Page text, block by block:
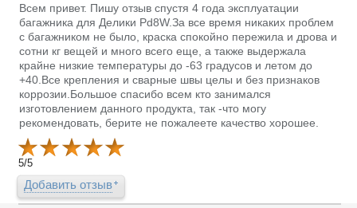
Всем привет. Пишу отзыв спустя 4 года эксплуатации
багажника для Делики Pd8W.За все время никаких проблем
с багажником не было, краска спокойно пережила и дрова и
сотни кг вещей и много всего еще, а также выдержала
крайне низкие температуры до -63 градусов и летом до
+40.Все крепления и сварные швы целы и без признаков
коррозии.Большое спасибо всем кто занимался
изготовлением данного продукта, так -что могу
рекомендовать, берите не пожалеете качество хорошее.
5/5
Добавить отзыв